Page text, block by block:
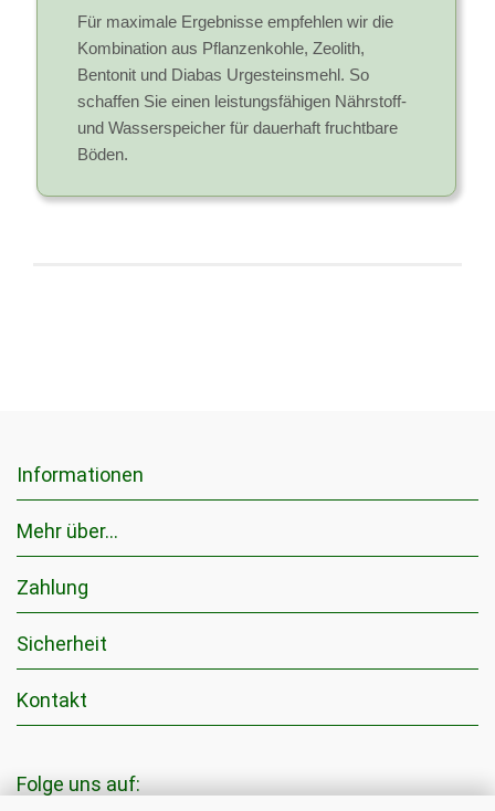
Für maximale Ergebnisse empfehlen wir die
Kombination aus Pflanzenkohle, Zeolith,
Bentonit und Diabas Urgesteinsmehl. So
schaffen Sie einen leistungsfähigen Nährstoff-
und Wasserspeicher für dauerhaft fruchtbare
Böden.
Informationen
Mehr über...
Zahlung
Sicherheit
Kontakt
Folge uns auf: